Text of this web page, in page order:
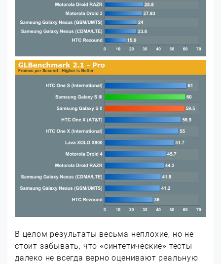
В целом результаты весьма неплохие, но не
стоит забывать, что «синтетические» тесты
далеко не всегда верно оценивают реальную